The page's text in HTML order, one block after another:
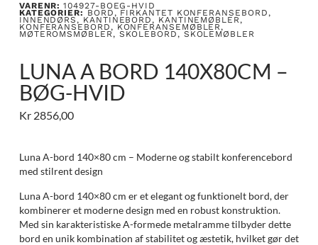
VARENR:104927-BOEG-HVID
KATEGORIER: BORD, FIRKANTET KONFERANSEBORD,
INNENDØRS, KANTINEBORD, KANTINEMØBLER,
KONFERANSEBORD, KONFERANSEMØBLER,
MØTEROMSMØBLER, SKOLEBORD, SKOLEMØBLER
LUNA A BORD 140X80CM –
BØG-HVID
Kr2856,00
Luna A-bord 140×80 cm – Moderne og stabilt konferencebord
med stilrent design
Luna A-bord 140×80 cm er et elegant og funktionelt bord, der
kombinerer et moderne design med en robust konstruktion.
Med sin karakteristiske A-formede metalramme tilbyder dette
bord en unik kombination af stabilitet og æstetik, hvilket gør det